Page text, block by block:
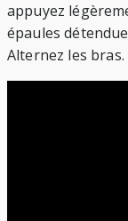
appuyez
épaules
Alternez les bras.